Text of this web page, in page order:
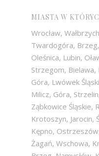
MIASTA W
Wrocław,
Twardogóra,
Oleśnica, Lubin,
Strzegom, Bielawa,
Góra, Lwówek
Milicz, Góra,
Ząbkowice Śląskie,
Krotoszyn, Jarocin,
Kępno,
Żagań, Wschowa,